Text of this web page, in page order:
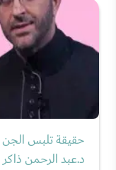
حقيقة تلبس
د.عبد الرحمن ذاكر